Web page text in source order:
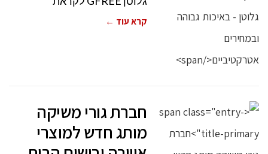
קרא עוד ←
חברת גורי משיקה
מותג חדש למוצרי